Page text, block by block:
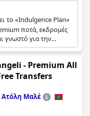
το «Indulgence Plan»
ποτά, εκδρομές
γνωστό για την
καταλύματά του,
εμπειρία all-
- Premium All
Transfers
Ατόλη Μαλέ